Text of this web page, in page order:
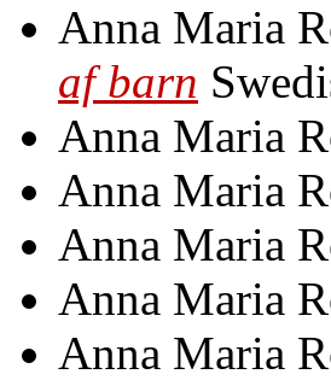
Anna Maria
af barn
Anna Maria
Anna Maria
Anna Maria
Anna Maria
Anna Maria